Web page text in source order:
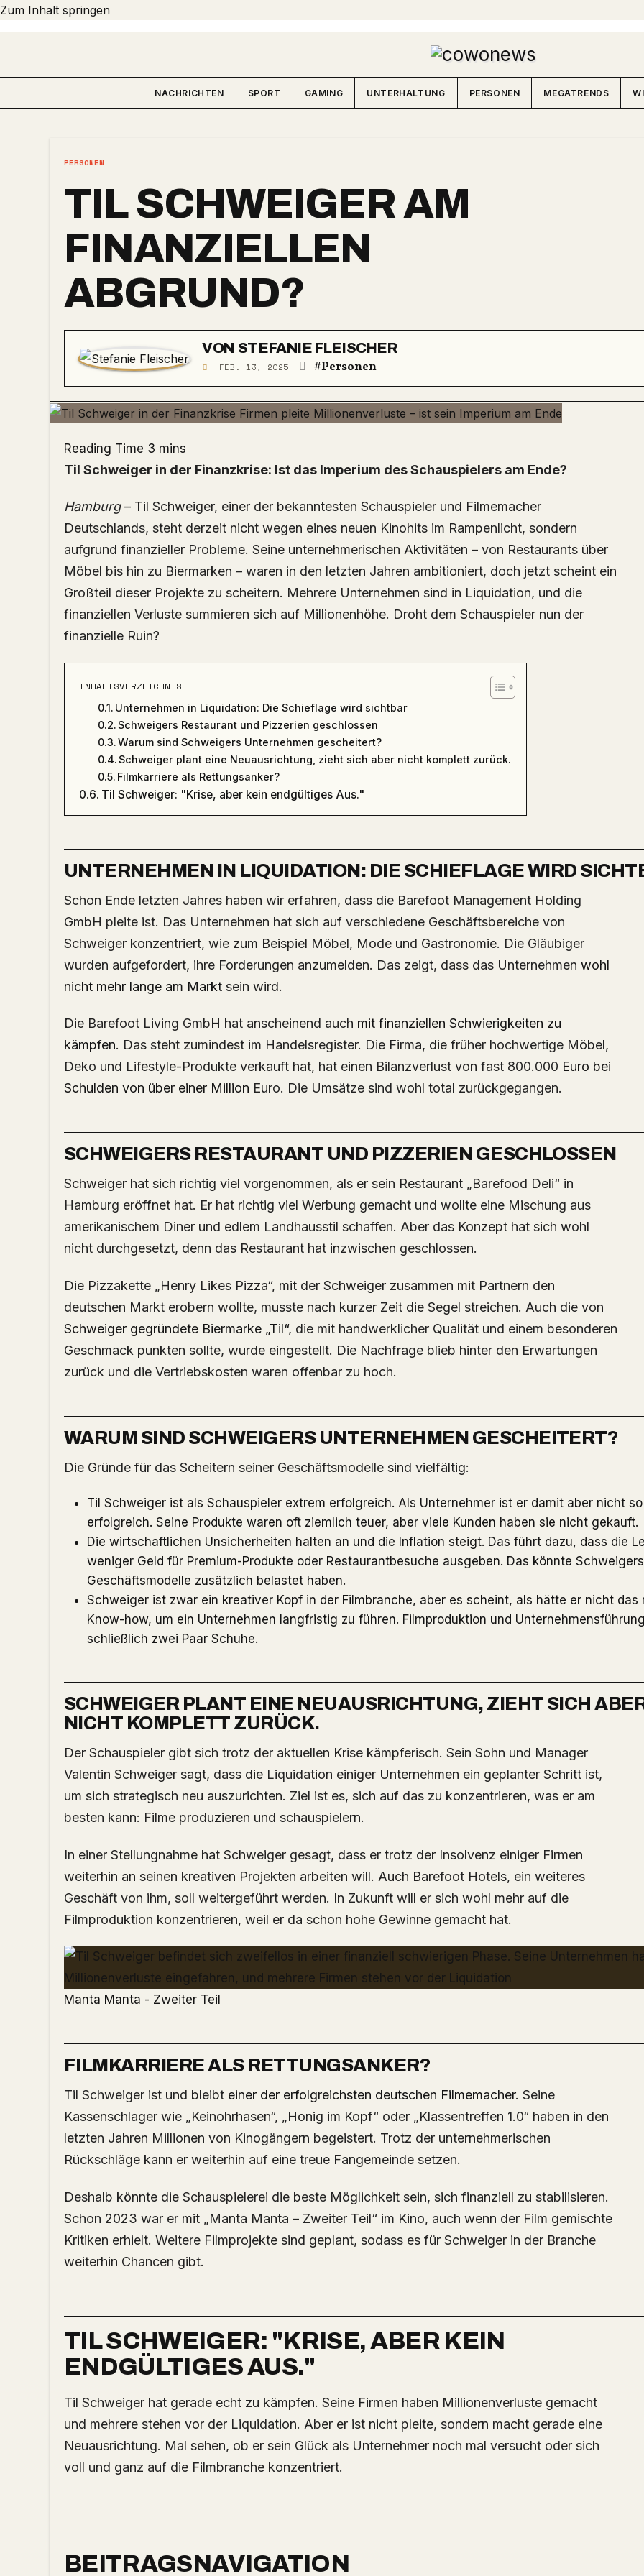
Zum Inhalt springen
NACHRICHTEN SPORT GAMING UNTERHALTUNG PERSONEN MEGATRENDS
PERSONEN
TIL SCHWEIGER AM
FINANZIELLEN
ABGRUND?
VON STEFANIE FLEISCHER
FEB. 13, 2025 #Personen
Til Schweiger in der Finanzkrise: Ist das Imperium des Schauspielers am Ende?
Hamburg– Til Schweiger, einer der bekanntesten Schauspieler und Filmemacher
Deutschlands, steht derzeit nicht wegen eines neuen Kinohits im Rampenlicht, sondern
aufgrund finanzieller Probleme. Seine unternehmerischen Aktivitäten – von Restaurants über
Möbel bis hin zu Biermarken – waren in den letzten Jahren ambitioniert, doch jetzt scheint ein
Großteil dieser Projekte zu scheitern. Mehrere Unternehmen sind in Liquidation, und die
finanziellen Verluste summieren sich auf Millionenhöhe. Droht dem Schauspieler nun der
finanzielle Ruin?
INHALTSVERZEICHNIS
Unternehmen in Liquidation: Die Schieflage wird sichtbar
Schweigers Restaurant und Pizzerien geschlossen
Warum sind Schweigers Unternehmen gescheitert?
Schweiger plant eine Neuausrichtung, zieht sich aber nicht komplett zurück.
Filmkarriere als Rettungsanker?
Til Schweiger: "Krise, aber kein endgültiges Aus."
UNTERNEHMEN IN LIQUIDATION: DIE SCHIEFLAGE WIRD
Schon Ende letzten Jahres haben wir erfahren, dass die Barefoot Management Holding
GmbH pleite ist. Das Unternehmen hat sich auf verschiedene Geschäftsbereiche von
Schweiger konzentriert, wie zum Beispiel Möbel, Mode und Gastronomie. Die Gläubiger
wurden aufgefordert, ihre Forderungen anzumelden. Das zeigt, dass das Unternehmen wohl
nicht mehr lange am Markt sein wird.
Die Barefoot Living GmbH hat anscheinend auch mit finanziellen Schwierigkeiten zu
kämpfen. Das steht zumindest im Handelsregister. Die Firma, die früher hochwertige Möbel,
Deko und Lifestyle-Produkte verkauft hat, hat einen Bilanzverlust von fast 800.000 Euro bei
Schulden von über einer Million Euro. Die Umsätze sind wohl total zurückgegangen.
SCHWEIGERS RESTAURANT UND PIZZERIEN GESCHLOSSEN
Schweiger hat sich richtig viel vorgenommen, als er sein Restaurant „Barefood Deli“ in
Hamburg eröffnet hat. Er hat richtig viel Werbung gemacht und wollte eine Mischung aus
amerikanischem Diner und edlem Landhausstil schaffen. Aber das Konzept hat sich wohl
nicht durchgesetzt, denn das Restaurant hat inzwischen geschlossen.
Die Pizzakette „Henry Likes Pizza“, mit der Schweiger zusammen mit Partnern den
deutschen Markt erobern wollte, musste nach kurzer Zeit die Segel streichen. Auch die von
Schweiger gegründete Biermarke „Til“, die mit handwerklicher Qualität und einem besonderen
Geschmack punkten sollte, wurde eingestellt. Die Nachfrage blieb hinter den Erwartungen
zurück und die Vertriebskosten waren offenbar zu hoch.
WARUM SIND SCHWEIGERS UNTERNEHMEN GESCHEITERT?
Die Gründe für das Scheitern seiner Geschäftsmodelle sind vielfältig:
Til Schweiger ist als Schauspieler extrem erfolgreich. Als Unternehmer ist er damit aber nicht so
erfolgreich. Seine Produkte waren oft ziemlich teuer, aber viele Kunden haben sie nicht gekauft.
Die wirtschaftlichen Unsicherheiten halten an und die Inflation steigt. Das führt dazu, dass die
weniger Geld für Premium-Produkte oder Restaurantbesuche ausgeben. Das könnte Schweigers
Geschäftsmodelle zusätzlich belastet haben.
Schweiger ist zwar ein kreativer Kopf in der Filmbranche, aber es scheint, als hätte er nicht das
Know-how, um ein Unternehmen langfristig zu führen. Filmproduktion und
schließlich zwei Paar Schuhe.
SCHWEIGER PLANT EINE NEUAUSRICHTUNG, ZIEHT SICH
NICHT KOMPLETT ZURÜCK.
Der Schauspieler gibt sich trotz der aktuellen Krise kämpferisch. Sein Sohn und Manager
Valentin Schweiger sagt, dass die Liquidation einiger Unternehmen ein geplanter Schritt ist,
um sich strategisch neu auszurichten. Ziel ist es, sich auf das zu konzentrieren, was er am
besten kann: Filme produzieren und schauspielern.
In einer Stellungnahme hat Schweiger gesagt, dass er trotz der Insolvenz einiger Firmen
weiterhin an seinen kreativen Projekten arbeiten will. Auch Barefoot Hotels, ein weiteres
Geschäft von ihm, soll weitergeführt werden. In Zukunft will er sich wohl mehr auf die
Filmproduktion konzentrieren, weil er da schon hohe Gewinne gemacht hat.
Manta Manta - Zweiter Teil
FILMKARRIERE ALS RETTUNGSANKER?
Til Schweiger ist und bleibt einer der erfolgreichsten deutschen Filmemacher. Seine
Kassenschlager wie „Keinohrhasen“, „Honig im Kopf“ oder „Klassentreffen 1.0“ haben in den
letzten Jahren Millionen von Kinogängern begeistert. Trotz der unternehmerischen
Rückschläge kann er weiterhin auf eine treue Fangemeinde setzen.
Deshalb könnte die Schauspielerei die beste Möglichkeit sein, sich finanziell zu stabilisieren.
Schon 2023 war er mit „Manta Manta – Zweiter Teil“ im Kino, auch wenn der Film gemischte
Kritiken erhielt. Weitere Filmprojekte sind geplant, sodass es für Schweiger in der Branche
weiterhin Chancen gibt.
TIL SCHWEIGER: "KRISE, ABER KEIN
ENDGÜLTIGES AUS."
Til Schweiger hat gerade echt zu kämpfen. Seine Firmen haben Millionenverluste gemacht
und mehrere stehen vor der Liquidation. Aber er ist nicht pleite, sondern macht gerade eine
Neuausrichtung. Mal sehen, ob er sein Glück als Unternehmer noch mal versucht oder sich
voll und ganz auf die Filmbranche konzentriert.
BEITRAGSNAVIGATION